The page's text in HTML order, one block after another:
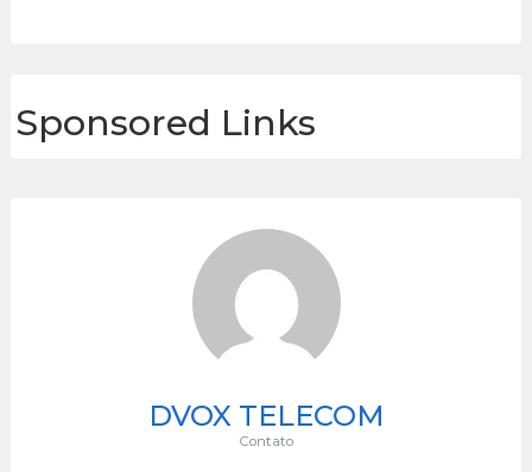
Sponsored Links
DVOX TELECOM
Contato